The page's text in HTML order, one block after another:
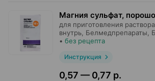
Магния сульфат,
для приготовления
внутрь, Белмедпрепараты ,
• без рецепта
Инструкция
0,57 — 0,77 р.